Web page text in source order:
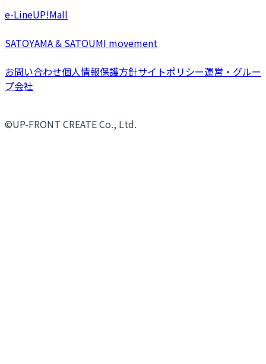
e-LineUP!Mall
SATOYAMA & SATOUMI movement
お問い合わせ個人情報保護方針サイトポリシー運営・グルー
プ会社
©UP-FRONT CREATE Co., Ltd.